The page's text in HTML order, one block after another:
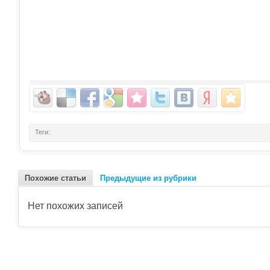
Теги:
Похожие статьи Предыдущие из рубрики
Нет похожих записей